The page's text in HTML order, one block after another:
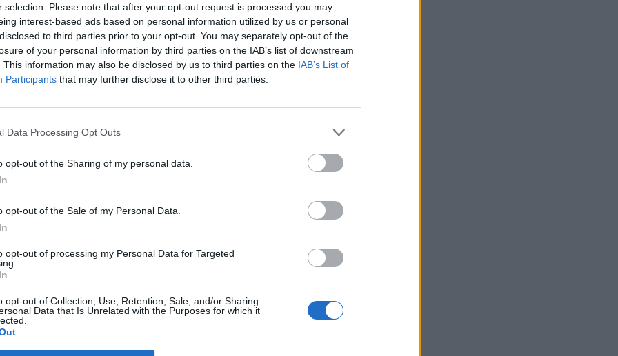
selection. Please note that after your opt-out request is processed you may
interest-based ads based on personal information utilized by us or personal
to third parties prior to your opt-out. You may separately opt-out of the
of your personal information by third parties on the IAB’s list of downstream
This information may also be disclosed by us to third parties on the IAB’s List of
Participants that may further disclose it to other third parties.
Data Processing Opt Outs
opt-out of the Sharing of my personal data.
opt-out of the Sale of my Personal Data.
opt-out of processing my Personal Data for Targeted
opt-out of Collection, Use, Retention, Sale, and/or Sharing
Data that Is Unrelated with the Purposes for which it
зодиака лучше не спорить: они всегда
Необычный счёт в ресторане
обсуждение
эту картину… Я больше не хочу посещать
зодиака, которые склонны к
другими людьми
“Pepco” какой-то покупатель услышал то,
бы слышать
другие новости